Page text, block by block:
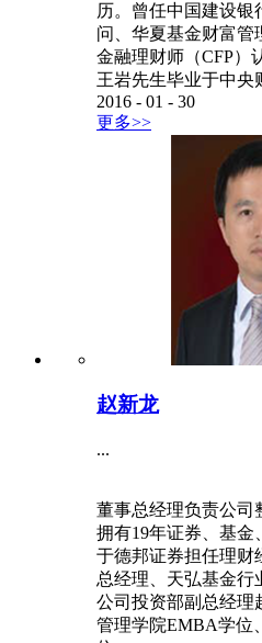
历。曾任中国建设
问、华夏基金财富管
金融理财师（CFP）
王岩先生毕业于中央
2016 - 01 - 30
更多>>
赵新龙
...
董事总经理负责公司
拥有19年证券、基金
于德邦证券担任理财
总经理、天弘基金行
公司投资部副总经理
管理学院EMBA学位